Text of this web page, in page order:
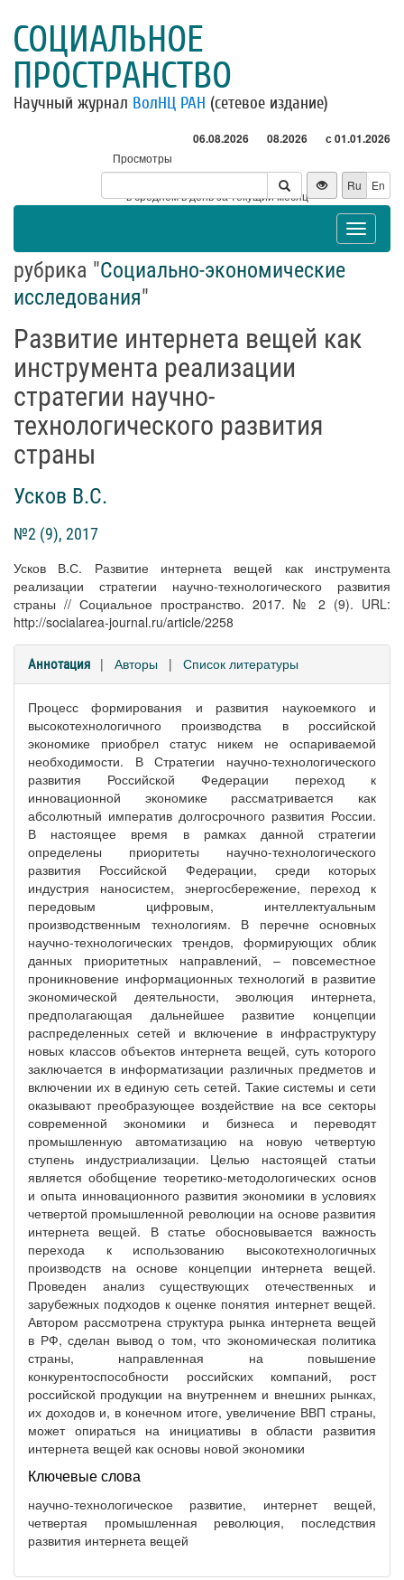
СОЦИАЛЬНОЕ
ПРОСТРАНСТВО
Научный журнал ВолНЦ РАН (сетевое издание)
06.08.2026 08.2026 с 01.01.2026
Просмотры
Посетители
* - в среднем в день за текущий месяц
Ru En
Toggle
рубрика "Социально-экономические
исследования"
Развитие интернета вещей как
инструмента реализации
стратегии научно-
технологического развития
страны
Усков В.С.
№2 (9), 2017
Усков В.С. Развитие интернета вещей как инструмента
реализации стратегии научно-технологического развития
страны // Социальное пространство. 2017. № 2 (9). URL:
http://socialarea-journal.ru/article/2258
Аннотация | Авторы | Список литературы
Процесс формирования и развития наукоемкого и
высокотехнологичного производства в российской
экономике приобрел статус никем не оспариваемой
необходимости. В Стратегии научно-технологического
развития Российской Федерации переход к
инновационной экономике рассматривается как
абсолютный императив долгосрочного развития России.
В настоящее время в рамках данной стратегии
определены приоритеты научно-технологического
развития Российской Федерации, среди которых
индустрия наносистем, энергосбережение, переход к
передовым цифровым, интеллектуальным
производственным технологиям. В перечне основных
научно-технологических трендов, формирующих облик
данных приоритетных направлений, – повсеместное
проникновение информационных технологий в развитие
экономической деятельности, эволюция интернета,
предполагающая дальнейшее развитие концепции
распределенных сетей и включение в инфраструктуру
новых классов объектов интернета вещей, суть которого
заключается в информатизации различных предметов и
включении их в единую сеть сетей. Такие системы и сети
оказывают преобразующее воздействие на все секторы
современной экономики и бизнеса и переводят
промышленную автоматизацию на новую четвертую
ступень индустриализации. Целью настоящей статьи
является обобщение теоретико-методологических основ
и опыта инновационного развития экономики в условиях
четвертой промышленной революции на основе развития
интернета вещей. В статье обосновывается важность
перехода к использованию высокотехнологичных
производств на основе концепции интернета вещей.
Проведен анализ существующих отечественных и
зарубежных подходов к оценке понятия интернет вещей.
Автором рассмотрена структура рынка интернета вещей
в РФ, сделан вывод о том, что экономическая политика
страны, направленная на повышение
конкурентоспособности российских компаний, рост
российской продукции на внутреннем и внешних рынках,
их доходов и, в конечном итоге, увеличение ВВП страны,
может опираться на инициативы в области развития
интернета вещей как основы новой экономики
Ключевые слова
научно-технологическое развитие, интернет вещей,
четвертая промышленная революция, последствия
развития интернета вещей